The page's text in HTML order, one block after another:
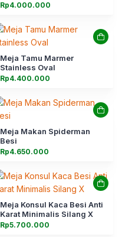
Rp4.000.000
Meja Tamu Marmer
Stainless Oval
Rp4.400.000
Meja Makan Spiderman
Besi
Rp4.650.000
Meja Konsul Kaca Besi Anti
Karat Minimalis Silang X
Rp5.700.000